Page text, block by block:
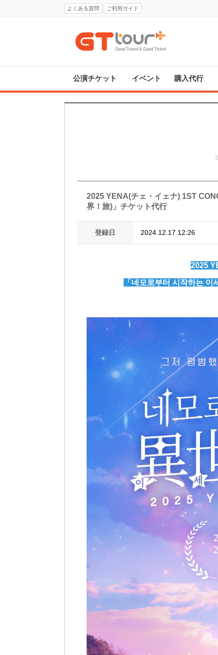
よくある質問 ご利用ガイド
公演チケット イベント 購入代行
2025 YENA(チェ・イェナ) 1ST
界！旅)」チケット代行
登録日 2024.12.17 12:26
2025
「네모로부터 시작하는